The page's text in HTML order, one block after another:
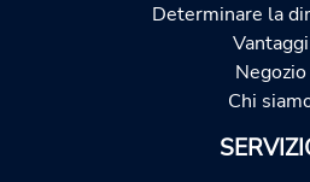
Determinare la
Vantaggi
Negozio
Chi